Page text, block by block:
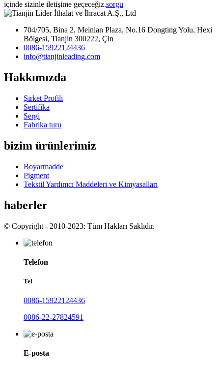
içinde sizinle iletişime geçeceğiz.sorgu
704/705, Bina 2, Meinian Plaza, No.16 Dongting Yolu, Hexi
Bölgesi, Tianjin 300222, Çin
0086-15922124436
info@tianjinleading.com
Hakkımızda
Şirket Profili
Sertifika
Sergi
Fabrika turu
bizim ürünlerimiz
Boyarmadde
Pigment
Tekstil Yardımcı Maddeleri ve Kimyasalları
haberler
© Copyright - 2010-2023: Tüm Hakları Saklıdır.
Telefon
Tel
0086-15922124436
0086-22-27824591
E-posta